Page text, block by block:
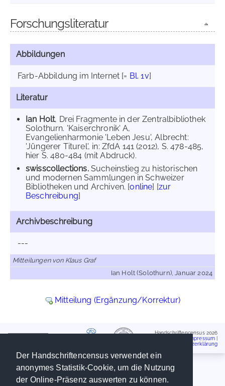
Der Handschriftencensus verwendet ein
anonymes Statistik-Cookie, um die Nutzung
der Online-Präsenz auswerten zu können.
Forschungsliteratur
Abbildungen
Farb-Abbildung im Internet [= Bl. 1v]
Literatur
Ian Holt, Drei Fragmente in der Zentralbibliothek
Solothurn. 'Kaiserchronik' A,
Evangelienharmonie 'Leben Jesu', Albrecht:
'Jüngerer Titurel', in: ZfdA 141 (2012), S. 478-485,
hier S. 480-484 (mit Abdruck).
swisscollections.Sucheinstieg zu historischen
und modernen Sammlungen in Schweizer
Bibliotheken und Archiven. [online] [zur
Beschreibung]
Archivbeschreibung
---
Mitteilungen von Klaus Graf
Ian Holt (Solothurn), Januar 2024
Mitteilung (Ergänzung/Korrektur)
Handschriftencensus 2026
Impressum
Datenschutzerklärung